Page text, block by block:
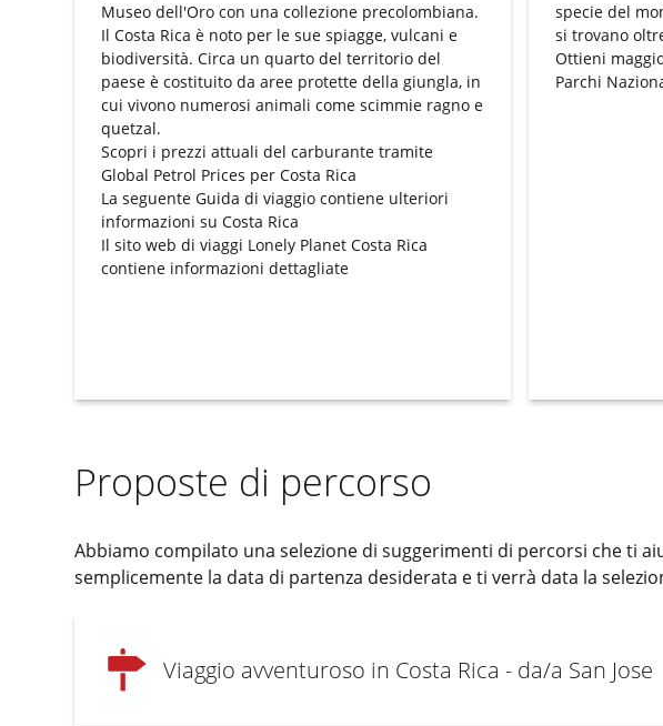
Museo dell'Oro con una collezione precolombiana.
Il Costa Rica è noto per le sue spiagge, vulcani e
biodiversità. Circa un quarto del territorio del
paese è costituito da aree protette della giungla, in
cui vivono numerosi animali come scimmie ragno e
quetzal.
Scopri i prezzi attuali del carburante tramite
Global Petrol Prices per Costa Rica
La seguenteGuida di viaggio contiene ulteriori
informazioni su Costa Rica
Il sito web di viaggi Lonely Planet Costa Rica
contiene informazioni dettagliate
specie del
si trovano
Ottieni
Parchi
Proposte di percorso
Abbiamo compilato una selezione di suggerimenti di percorsi che ti
semplicemente la data di partenza desiderata e ti verrà data la
Viaggio avventuroso in Costa Rica - da/a San Jose